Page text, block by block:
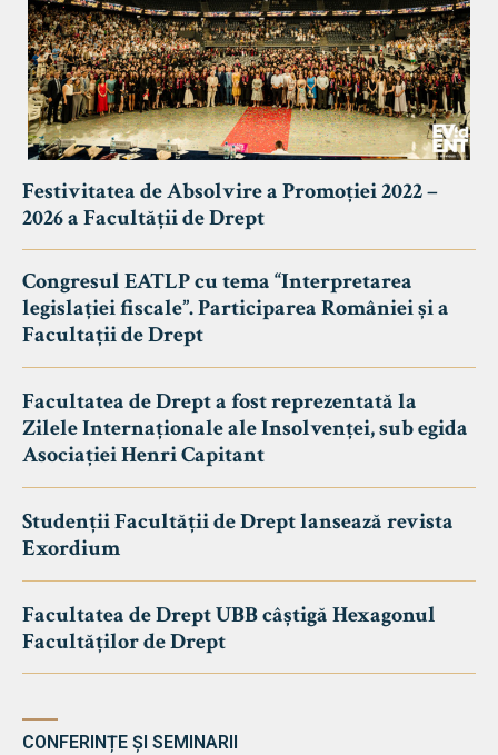
Festivitatea de Absolvire a Promoției 2022 –
2026 a Facultății de Drept
Congresul EATLP cu tema “Interpretarea
legislației fiscale”. Participarea României și a
Facultații de Drept
Facultatea de Drept a fost reprezentată la
Zilele Internaționale ale Insolvenței, sub egida
Asociației Henri Capitant
Studenții Facultății de Drept lansează revista
Exordium
Facultatea de Drept UBB câștigă Hexagonul
Facultăților de Drept
CONFERINȚE ȘI SEMINARII